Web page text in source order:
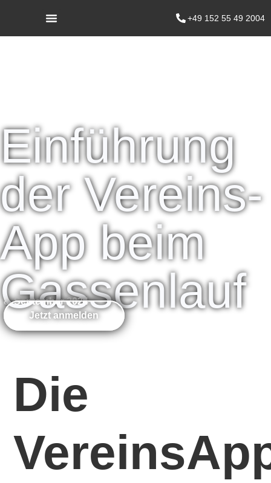
+49 152 55 49 2004
Einführung
der Vereins-
App beim
Gassenlauf
8. September 2024
Jetzt anmelden
Die